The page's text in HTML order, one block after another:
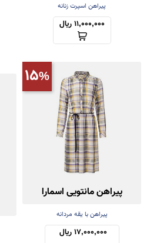
پیراهن اسپرت زنانه
11,000,000 ریال
15
پیراهن مانتویی اسمارا
پیراهن با یقه مردانه
17,000,000 ریال